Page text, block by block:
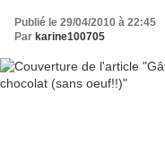
Publié le 29/04/2010 à 22:45
Par karine100705